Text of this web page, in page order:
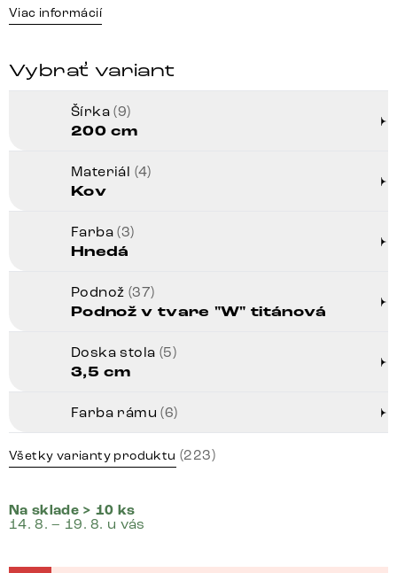
Viac informácií
Vybrať variant
Šírka(9)
200 cm
Materiál (4)
Kov
Farba(3)
Hnedá
Podnož (37)
Podnož v tvare "W" titánová
Doska stola (5)
3,5 cm
Farba rámu(6)
Všetky varianty produktu (223)
Na sklade > 10 ks
14. 8. – 19. 8. u vás